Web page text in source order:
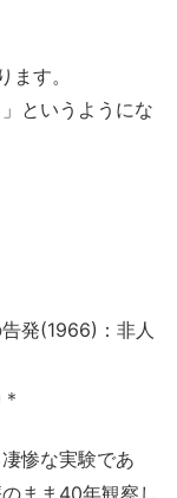
ます。
というようにな
発(1966)：非人
惨な実験であ